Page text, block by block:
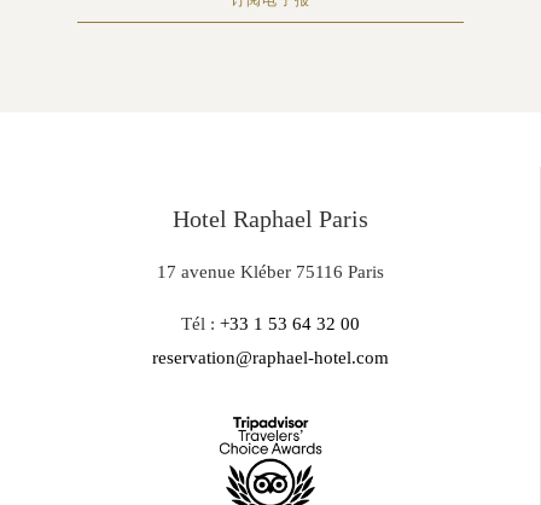
Hotel Raphael Paris
17 avenue Kléber 75116 Paris
Tél : +33 1 53 64 32 00
reservation@raphael-hotel.com